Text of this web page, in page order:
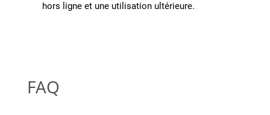
hors ligne et une utilisation ultérieure.
FAQ